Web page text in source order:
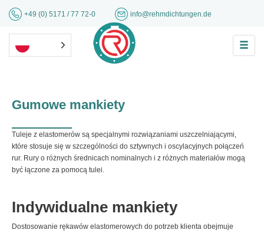
+49 (0) 5171 / 77 72-0 info@rehmdichtungen.de
Gumowe mankiety
Tuleje z elastomerów są specjalnymi rozwiązaniami uszczelniającymi,
które stosuje się w szczególności do sztywnych i oscylacyjnych połączeń
rur. Rury o różnych średnicach nominalnych i z różnych materiałów mogą
być łączone za pomocą tulei.
Indywidualne mankiety
Dostosowanie rękawów elastomerowych do potrzeb klienta obejmuje